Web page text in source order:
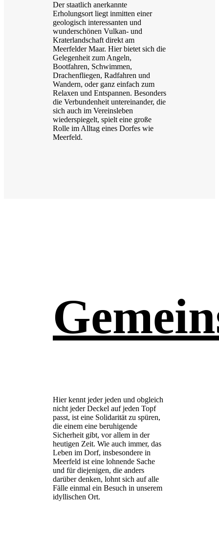
Der staatlich anerkannte
Erholungsort liegt inmitten einer
geologisch interessanten und
wunderschönen Vulkan- und
Kraterlandschaft direkt am
Meerfelder Maar. Hier bietet sich die
Gelegenheit zum Angeln,
Bootfahren, Schwimmen,
Drachenfliegen, Radfahren und
Wandern, oder ganz einfach zum
Relaxen und Entspannen. Besonders
die Verbundenheit untereinander, die
sich auch im Vereinsleben
wiederspiegelt, spielt eine große
Rolle im Alltag eines Dorfes wie
Meerfeld.
Hier kennt jeder jeden und obgleich
nicht jeder Deckel auf jeden Topf
passt, ist eine Solidarität zu spüren,
die einem eine beruhigende
Sicherheit gibt, vor allem in der
heutigen Zeit. Wie auch immer, das
Leben im Dorf, insbesondere in
Meerfeld ist eine lohnende Sache
und für diejenigen, die anders
darüber denken, lohnt sich auf alle
Fälle einmal ein Besuch in unserem
idyllischen Ort.